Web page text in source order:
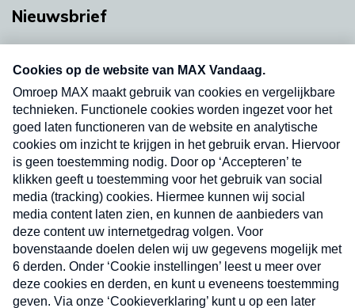
Nieuwsbrief
nieuwsbrief. Elke vrijdag- en dinsdagochtend in
uw mailbox.
Verzend
Nieuwsbrief